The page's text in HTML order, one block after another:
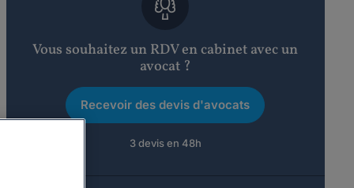
Vous souhaitez un RDV en cabinet avec un
avocat ?
Recevoir des devis d'avocats
3 devis en 48h